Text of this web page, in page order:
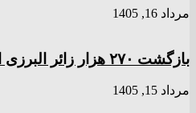
مرداد 16, 1405
بازگشت ۲۷۰ هزار زائر البرزی از سفر اربعین
مرداد 15, 1405